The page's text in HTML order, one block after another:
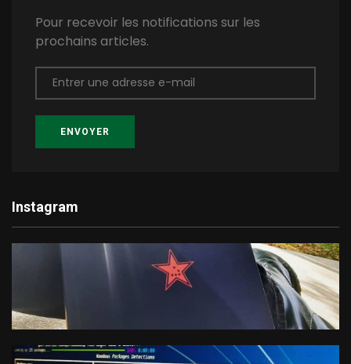
Pour recevoir les notifications sur les
prochains articles.
Entrer une adresse e-mail
ENVOYER
Instagram